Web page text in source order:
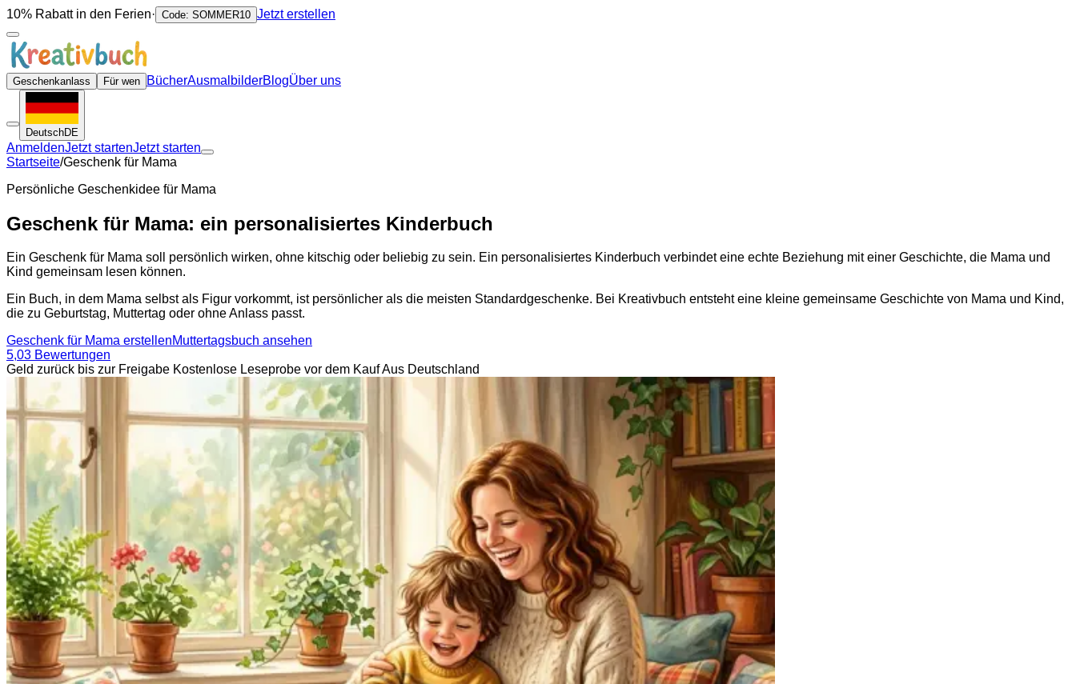
10% Rabatt in den Ferien· Code: SOMMER10 Jetzt erstellen
Geschenkanlass Für wen BücherAusmalbilderBlogÜber uns
DeutschDE
AnmeldenJetzt startenJetzt starten
Startseite/Geschenk für Mama
Persönliche Geschenkidee für Mama
Geschenk für Mama: ein personalisiertes Kinderbuch
Ein Geschenk für Mama soll persönlich wirken, ohne kitschig oder beliebig zu sein. Ein personalisiertes Kinderbuch verbindet eine echte Beziehung mit einer Geschichte, die Mama und
Kind gemeinsam lesen können.
Ein Buch, in dem Mama selbst als Figur vorkommt, ist persönlicher als die meisten Standardgeschenke. Bei Kreativbuch entsteht eine kleine gemeinsame Geschichte von Mama und Kind,
die zu Geburtstag, Muttertag oder ohne Anlass passt.
Geschenk für Mama erstellenMuttertagsbuch ansehen
5,03 Bewertungen
Geld zurück bis zur Freigabe Kostenlose Leseprobe vor dem KaufAus Deutschland